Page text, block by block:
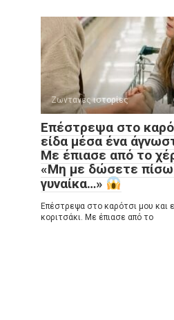
Ζωντανές ιστορίες
Επέστρεψα στο
είδα μέσα ένα
Με έπιασε από το
«Μη με δώσετε πίσω
γυναίκα…»
Επέστρεψα στο καρότσι μου και
κοριτσάκι. Με έπιασε από το